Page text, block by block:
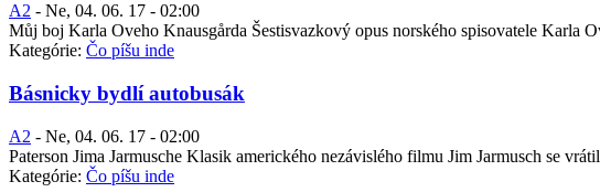
A2 - Ne, 04. 06. 17 - 02:00
Můj boj Karla Oveho Knausgårda Šestisvazkový opus norského spisovatele Karla
Kategórie: Čo píšu inde
Básnicky bydlí autobusák
A2 - Ne, 04. 06. 17 - 02:00
Paterson Jima Jarmusche Klasik amerického nezávislého filmu Jim Jarmusch se
Kategórie: Čo píšu inde